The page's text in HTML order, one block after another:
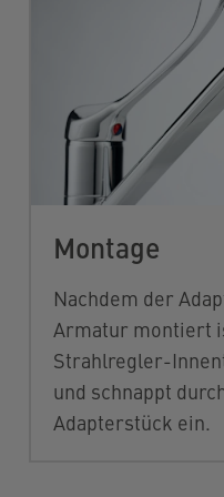
Montage
Nachdem der
Armatur montiert
Strahlregler-
und schnappt
Adapterstück ein.